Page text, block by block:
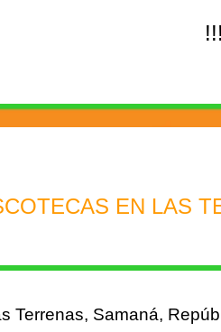
EN LAS
Terrenas, Samaná,